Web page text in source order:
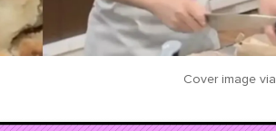
Cover image via